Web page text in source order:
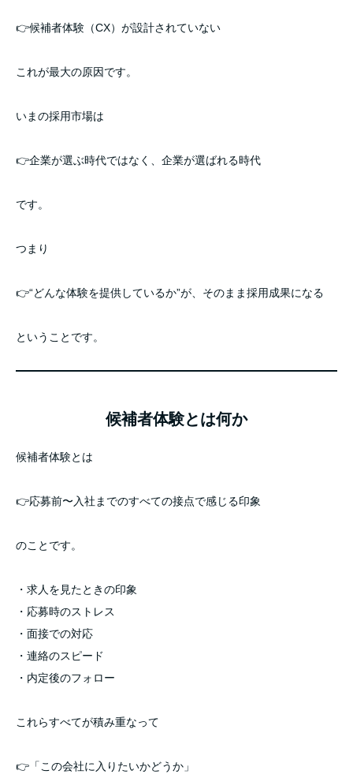
👉候補者体験（CX）が設計されていない
これが最大の原因です。
いまの採用市場は
👉企業が選ぶ時代ではなく、企業が選ばれる時代
です。
つまり
👉“どんな体験を提供しているか”が、そのまま採用成果になる
ということです。
候補者体験とは何か
候補者体験とは
👉応募前〜入社までのすべての接点で感じる印象
のことです。
・求人を見たときの印象
・応募時のストレス
・面接での対応
・連絡のスピード
・内定後のフォロー
これらすべてが積み重なって
👉「この会社に入りたいかどうか」